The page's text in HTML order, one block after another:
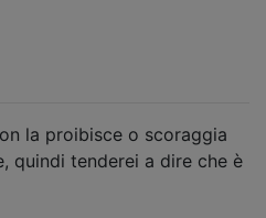
la proibisce o scoraggia
quindi tenderei a dire che è